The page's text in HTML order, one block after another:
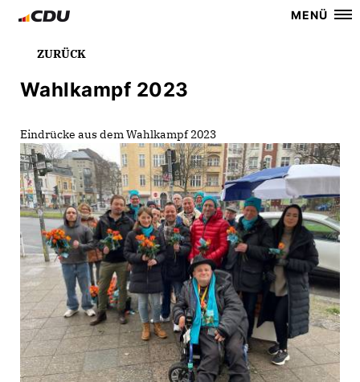
MENÜ
ZURÜCK
Wahlkampf 2023
Eindrücke aus dem Wahlkampf 2023